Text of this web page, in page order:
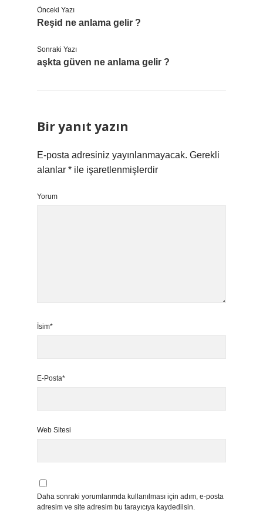
Önceki Yazı
Reşid ne anlama gelir ?
Sonraki Yazı
aşkta güven ne anlama gelir ?
Bir yanıt yazın
E-posta adresiniz yayınlanmayacak. Gerekli
alanlar * ile işaretlenmişlerdir
Yorum
İsim*
E-Posta*
Web Sitesi
Daha sonraki yorumlarımda kullanılması için adım, e-posta
adresim ve site adresim bu tarayıcıya kaydedilsin.